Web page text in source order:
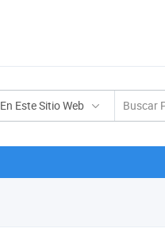
En Este Sitio Web